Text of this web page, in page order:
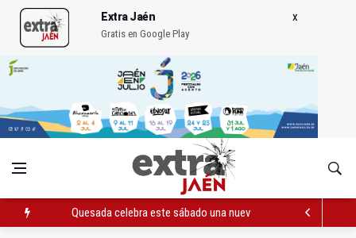
Extra Jaén
Gratis en Google Play
Quesada celebra este sábado una nueva jornada de Orgullo